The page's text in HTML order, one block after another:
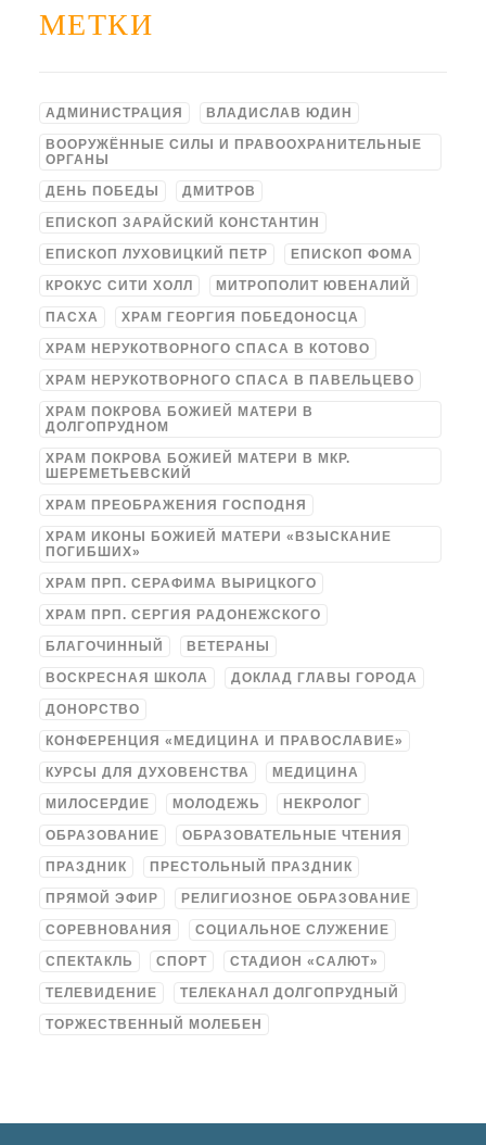
МЕТКИ
АДМИНИСТРАЦИЯ ВЛАДИСЛАВ ЮДИН
ВООРУЖЁННЫЕ СИЛЫ И ПРАВООХРАНИТЕЛЬНЫЕ
ОРГАНЫ
ДЕНЬ ПОБЕДЫ ДМИТРОВ
ЕПИСКОП ЗАРАЙСКИЙ КОНСТАНТИН
ЕПИСКОП ЛУХОВИЦКИЙ ПЕТР ЕПИСКОП ФОМА
КРОКУС СИТИ ХОЛЛ МИТРОПОЛИТ ЮВЕНАЛИЙ
ПАСХА ХРАМ ГЕОРГИЯ ПОБЕДОНОСЦА
ХРАМ НЕРУКОТВОРНОГО СПАСА В КОТОВО
ХРАМ НЕРУКОТВОРНОГО СПАСА В ПАВЕЛЬЦЕВО
ХРАМ ПОКРОВА БОЖИЕЙ МАТЕРИ В
ДОЛГОПРУДНОМ
ХРАМ ПОКРОВА БОЖИЕЙ МАТЕРИ В МКР.
ШЕРЕМЕТЬЕВСКИЙ
ХРАМ ПРЕОБРАЖЕНИЯ ГОСПОДНЯ
ХРАМ ИКОНЫ БОЖИЕЙ МАТЕРИ «ВЗЫСКАНИЕ
ПОГИБШИХ»
ХРАМ ПРП. СЕРАФИМА ВЫРИЦКОГО
ХРАМ ПРП. СЕРГИЯ РАДОНЕЖСКОГО
БЛАГОЧИННЫЙ ВЕТЕРАНЫ
ВОСКРЕСНАЯ ШКОЛА ДОКЛАД ГЛАВЫ ГОРОДА
ДОНОРСТВО
КОНФЕРЕНЦИЯ «МЕДИЦИНА И ПРАВОСЛАВИЕ»
КУРСЫ ДЛЯ ДУХОВЕНСТВА МЕДИЦИНА
МИЛОСЕРДИЕ МОЛОДЕЖЬ НЕКРОЛОГ
ОБРАЗОВАНИЕ ОБРАЗОВАТЕЛЬНЫЕ ЧТЕНИЯ
ПРАЗДНИК ПРЕСТОЛЬНЫЙ ПРАЗДНИК
ПРЯМОЙ ЭФИР РЕЛИГИОЗНОЕ ОБРАЗОВАНИЕ
СОРЕВНОВАНИЯ СОЦИАЛЬНОЕ СЛУЖЕНИЕ
СПЕКТАКЛЬ СПОРТ СТАДИОН «САЛЮТ»
ТЕЛЕВИДЕНИЕ ТЕЛЕКАНАЛ ДОЛГОПРУДНЫЙ
ТОРЖЕСТВЕННЫЙ МОЛЕБЕН